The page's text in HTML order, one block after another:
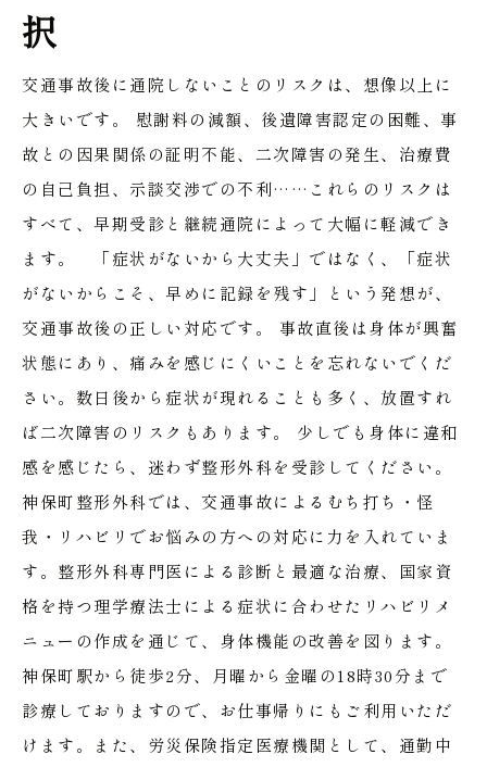
択
交通事故後に通院しないことのリスクは、想像以上に
大きいです。
慰謝料の減額、後遺障害認定の困難、事
故との因果関係の証明不能、二次障害の発生、治療費
の自己負担、示談交渉での不利……これらのリスクは
すべて、早期受診と継続通院によって大幅に軽減でき
ます。
「症状がないから大丈夫」ではなく、「症状
がないからこそ、早めに記録を残す」という発想が、
交通事故後の正しい対応です。
事故直後は身体が興奮
状態にあり、痛みを感じにくいことを忘れないでくだ
さい。数日後から症状が現れることも多く、放置すれ
ば二次障害のリスクもあります。
少しでも身体に違和
感を感じたら、迷わず整形外科を受診してください。
神保町整形外科では、交通事故によるむち打ち・怪
我・リハビリでお悩みの方への対応に力を入れていま
す。整形外科専門医による診断と最適な治療、国家資
格を持つ理学療法士による症状に合わせたリハビリメ
ニューの作成を通じて、身体機能の改善を図ります。
神保町駅から徒歩2分、月曜から金曜の18時30分まで
診療しておりますので、お仕事帰りにもご利用いただ
けます。また、労災保険指定医療機関として、通勤中